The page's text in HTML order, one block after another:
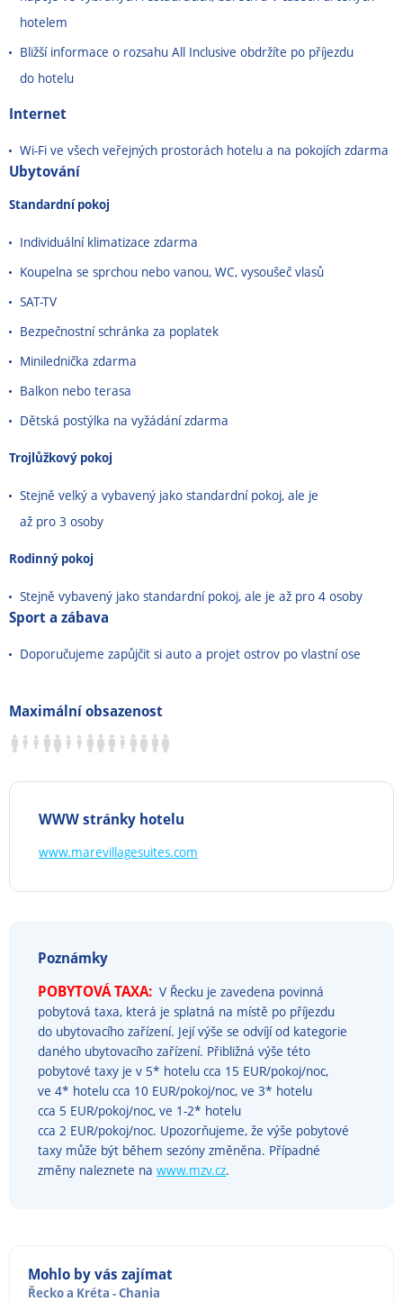
hotelem
Bližší informace o rozsahu All Inclusive obdržíte po příjezdu
do hotelu
Internet
Wi-Fi ve všech veřejných prostorách hotelu a na pokojích zdarma
Ubytování
Standardní pokoj
Individuální klimatizace zdarma
Koupelna se sprchou nebo vanou, WC, vysoušeč vlasů
SAT-TV
Bezpečnostní schránka za poplatek
Minilednička zdarma
Balkon nebo terasa
Dětská postýlka na vyžádání zdarma
Trojlůžkový pokoj
Stejně velký a vybavený jako standardní pokoj, ale je
až pro 3 osoby
Rodinný pokoj
Stejně vybavený jako standardní pokoj, ale je až pro 4 osoby
Sport a zábava
Doporučujeme zapůjčit si auto a projet ostrov po vlastní ose
Maximální obsazenost
WWW stránky hotelu
www.marevillagesuites.com
Poznámky
POBYTOVÁ TAXA: V Řecku je zavedena povinná
pobytová taxa, která je splatná na místě po příjezdu
do ubytovacího zařízení. Její výše se odvíjí od kategorie
daného ubytovacího zařízení. Přibližná výše této
pobytové taxy je v 5* hotelu cca 15 EUR/pokoj/noc,
ve 4* hotelu cca 10 EUR/pokoj/noc, ve 3* hotelu
cca 5 EUR/pokoj/noc, ve 1-2* hotelu
cca 2 EUR/pokoj/noc. Upozorňujeme, že výše pobytové
taxy může být během sezóny změněna. Případné
změny naleznete na www.mzv.cz.
Mohlo by vás zajímat
Řeckoa Kréta - Chania